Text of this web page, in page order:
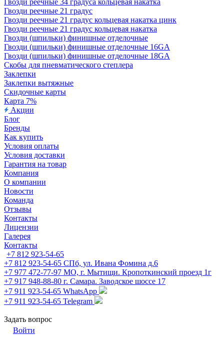
Гвозди реечные 34 градуса кольцевая накатка
Гвозди реечные 21 градус
Гвозди реечные 21 градус кольцевая накатка цинк
Гвозди реечные 21 градус кольцевая накатка
Гвозди (шпильки) финишные отделочные
Гвозди (шпильки) финишные отделочные 16GA
Гвозди (шпильки) финишные отделочные 18GA
Скобы для пневматического степлера
Заклепки
Заклепки вытяжные
Скидочные карты
Карта 7%
Акции
Блог
Бренды
Как купить
Условия оплаты
Условия доставки
Гарантия на товар
Компания
О компании
Новости
Команда
Отзывы
Контакты
Лицензии
Галерея
Контакты
+7 812 923-54-65
+7 812 923-54-65 СПб, ул. Ивана Фомина д.6
+7 977 472-77-97 МО, г. Мытищи. Кропоткинский проезд 1г
+7 917 948-88-80 г. Самара. Заводское шоссе 17
+7 911 923-54-65 WhatsApp
+7 911 923-54-65 Telegram
Задать вопрос
Войти